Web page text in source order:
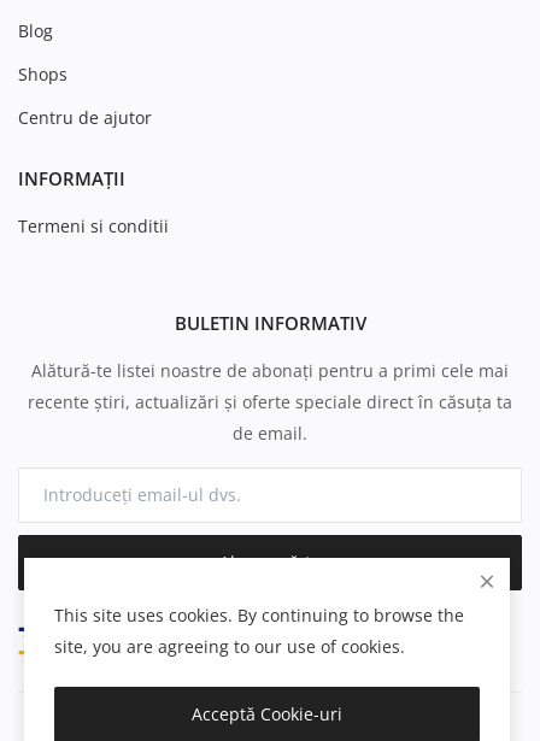
Blog
Shops
Centru de ajutor
INFORMAȚII
Termeni si conditii
BULETIN INFORMATIV
Alătură-te listei noastre de abonați pentru a primi cele mai
recente știri, actualizări și oferte speciale direct în căsuța ta
de email.
Abonează-te
This site uses cookies. By continuing to browse the
site, you are agreeing to our use of cookies.
Acceptă Cookie-uri